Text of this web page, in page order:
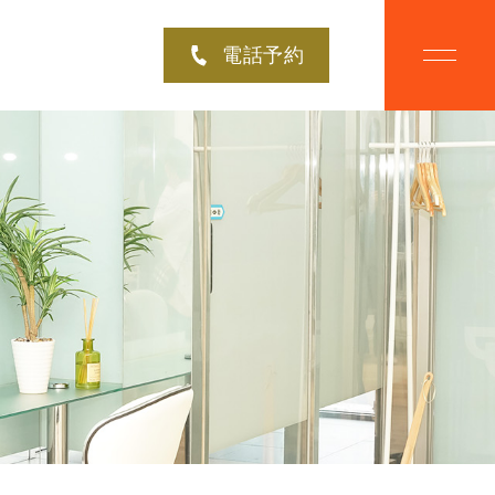
電話予約
プラスにつ
CAMPAIGN
脱毛キャンペーン
の声
MENU
美肌脱毛メニュー
NEWS